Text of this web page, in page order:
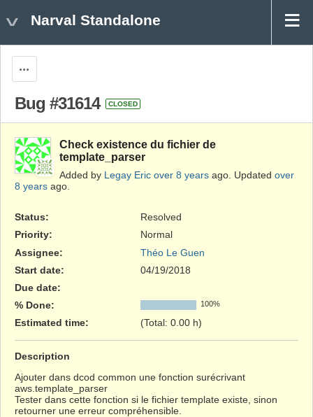
Narval Standalone
Bug #31614 CLOSED
Check existence du fichier de
template_parser
Added by Legay Eric over 8 years ago. Updated over
8 years ago.
Status:
Resolved
Priority:
Normal
Assignee:
Théo Le Guen
Start date:
04/19/2018
Due date:
% Done:
100%
Estimated time: (Total: 0.00 h)
Description
Ajouter dans dcod common une fonction surécrivant
aws.template_parser
Tester dans cette fonction si le fichier template existe, sinon
retourner une erreur compréhensible.